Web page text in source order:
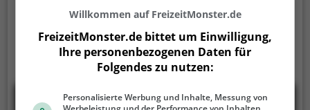
Willkommen auf FreizeitMonster.de
FreizeitMonster.de bittet um Einwilligung,
Ihre personenbezogenen Daten für
Folgendes zu nutzen:
Personalisierte Werbung und Inhalte, Messung von